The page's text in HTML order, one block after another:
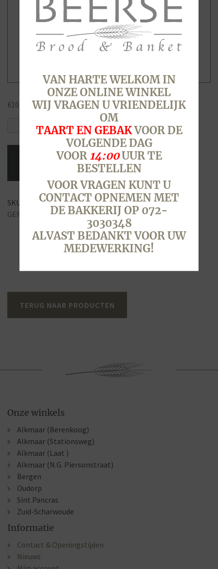
€10,40
APPELBEIGNET,
STUKS
(BESTELPRODUCT
29
DECEMBER)
aantal
SKU: Categorie:Oud & Nieuw Tags:appel,beignet
GEFRITUURD,nieuwjaar,OUD&NIEUW,oudjaar,warm
TERUG NAAR PRODUCTEN
Onze winkels
Alkmaar (Berenkoog)
Alkmaar (Stationsweg)
Alkmaar (Laat )
Alkmaar (N.G. Piersonstraat)
Bergen
Oudorp
Sint Pancras
Zuid-Scharwoude
Informatie
Contact & Openingstijden
Nieuws
VAN HARTE WELKOM IN
ONZE ONLINE WINKEL
WIJ VRAGEN U VRIENDELIJK
OM
TAART EN GEBAKVOOR DE
VOLGENDE DAG
VOOR 14:00UUR TE
BESTELLEN
VOOR VRAGEN KUNT U
CONTACT OPNEMEN MET
DE BAKKERIJ OP 072-
3030348
ALVAST BEDANKT VOOR UW
MEDEWERKING!